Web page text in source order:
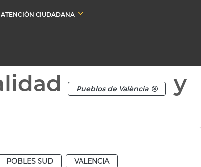
ATENCIÓN CIUDADANA
Pueblos de València
y
POBLES SUD
VALENCIA